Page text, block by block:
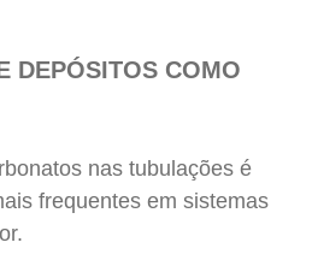
DEPÓSITOS COMO
nas tubulações é
frequentes em sistemas